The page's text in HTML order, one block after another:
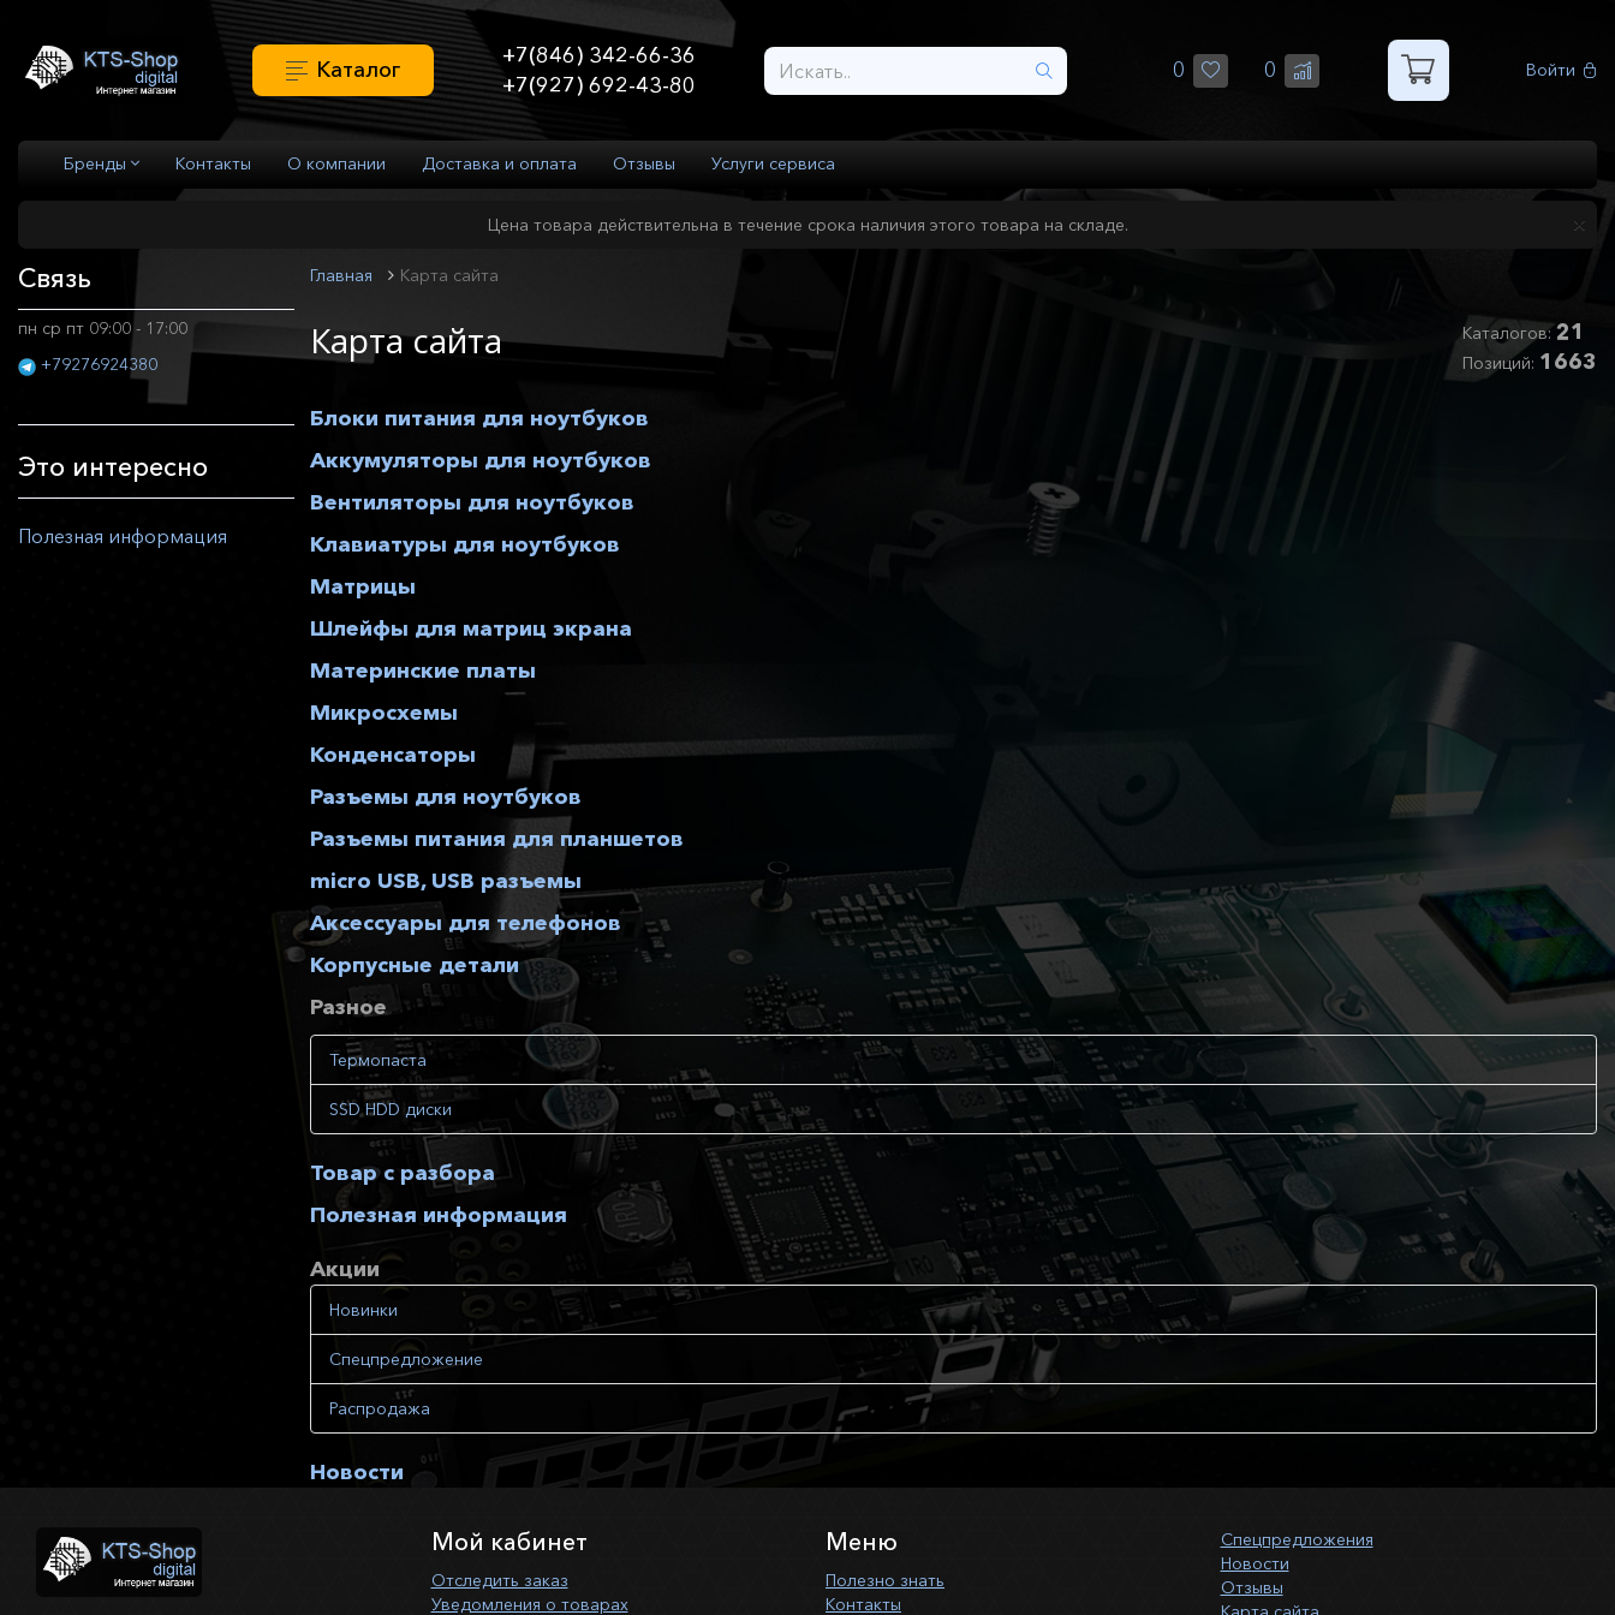
Каталог
+7(846) 342-66-36
+7(927) 692-43-80
0 0 Войти
Бренды Контакты О компании Доставка и оплата Отзывы Услуги сервиса
Цена товара действительна в течение срока наличия этого товара на складе.
Связь
пн ср пт 09:00 - 17:00
+79276924380
Это интересно
Полезная информация
Главная Карта сайта
Каталогов: 21
Позиций: 1663
Карта сайта
Блоки питания для ноутбуков
Аккумуляторы для ноутбуков
Вентиляторы для ноутбуков
Клавиатуры для ноутбуков
Матрицы
Шлейфы для матриц экрана
Материнские платы
Микросхемы
Конденсаторы
Разъемы для ноутбуков
Разъемы питания для планшетов
micro USB, USB разъемы
Аксессуары для телефонов
Корпусные детали
Разное
Термопаста
SSD HDD диски
Товар с разбора
Полезная информация
Акции
Новинки
Спецпредложение
Распродажа
Новости
Мой кабинет
Отследить заказ
Уведомления о товарах
Меню
Полезно знать
Контакты
Спецпредложения
Новости
Отзывы